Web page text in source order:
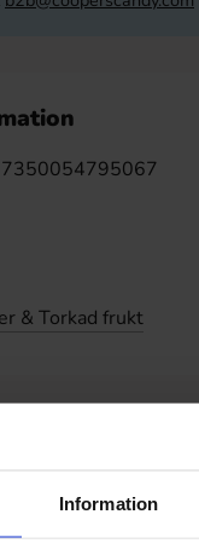
Information
7350054795067
& Torkad frukt